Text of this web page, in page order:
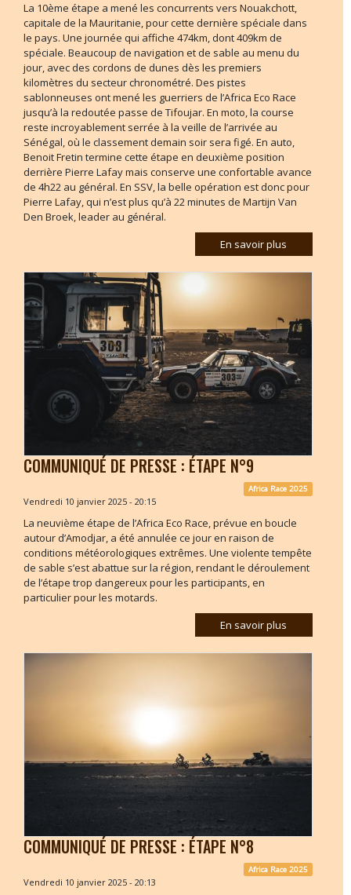
La 10ème étape a mené les concurrents vers Nouakchott,
capitale de la Mauritanie, pour cette dernière spéciale dans
le pays. Une journée qui affiche 474km, dont 409km de
spéciale. Beaucoup de navigation et de sable au menu du
jour, avec des cordons de dunes dès les premiers
kilomètres du secteur chronométré. Des pistes
sablonneuses ont mené les guerriers de l’Africa Eco Race
jusqu’à la redoutée passe de Tifoujar. En moto, la course
reste incroyablement serrée à la veille de l’arrivée au
Sénégal, où le classement demain soir sera figé. En auto,
Benoit Fretin termine cette étape en deuxième position
derrière Pierre Lafay mais conserve une confortable avance
de 4h22 au général. En SSV, la belle opération est donc pour
Pierre Lafay, qui n’est plus qu’à 22 minutes de Martijn Van
Den Broek, leader au général.
En savoir plus
COMMUNIQUÉ DE PRESSE : ÉTAPE N°9
Africa Race 2025
Vendredi 10 janvier 2025 - 20:15
La neuvième étape de l’Africa Eco Race, prévue en boucle
autour d’Amodjar, a été annulée ce jour en raison de
conditions météorologiques extrêmes. Une violente tempête
de sable s’est abattue sur la région, rendant le déroulement
de l’étape trop dangereux pour les participants, en
particulier pour les motards.
En savoir plus
COMMUNIQUÉ DE PRESSE : ÉTAPE N°8
Africa Race 2025
Vendredi 10 janvier 2025 - 20:13